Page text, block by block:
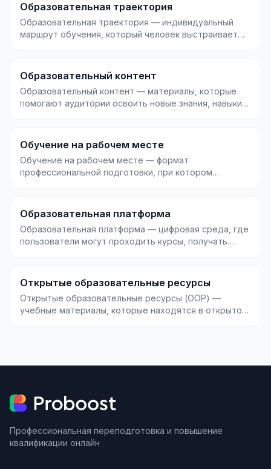
Образовательная траектория
Образовательная траектория — индивидуальный
маршрут обучения, который человек выстраивает
Образовательный контент
Образовательный контент — материалы, которые
помогают аудитории освоить новые знания, навыки
Обучение на рабочем месте
Обучение на рабочем месте — формат
профессиональной подготовки, при котором
Образовательная платформа
Образовательная платформа — цифровая среда, где
пользователи могут проходить курсы, получать
Открытые образовательные ресурсы
Открытые образовательные ресурсы (ООР) —
учебные материалы, которые находятся в открытом
Профессиональная переподготовка и повышение
квалификации онлайн